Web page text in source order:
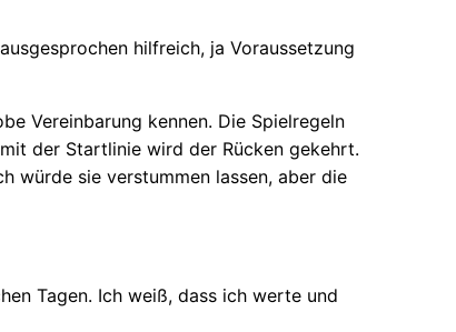
hilfreich, ja Voraussetzung
Vereinbarung kennen. Die Spielregeln
der Startlinie wird der Rücken gekehrt.
würde sie verstummen lassen, aber die
Tagen. Ich weiß, dass ich werte und